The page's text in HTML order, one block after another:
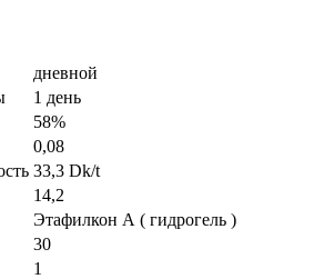
дневной
1 день
58%
0,08
33,3 Dk/t
14,2
Этафилкон А ( гидрогель )
30
1